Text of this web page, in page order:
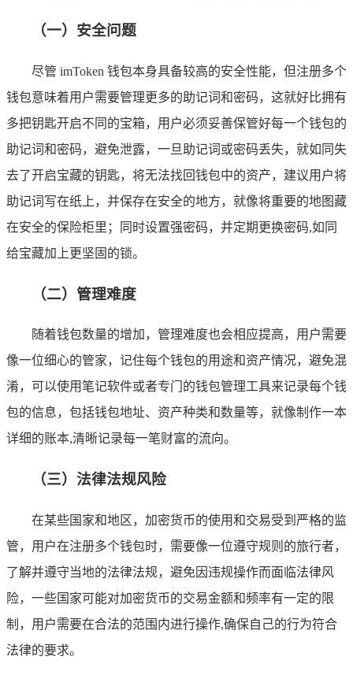
（一）安全问题
尽管 imToken 钱包本身具备较高的安全性能，但注册多个
钱包意味着用户需要管理更多的助记词和密码，这就好比拥有
多把钥匙开启不同的宝箱，用户必须妥善保管好每一个钱包的
助记词和密码，避免泄露，一旦助记词或密码丢失，就如同失
去了开启宝藏的钥匙，将无法找回钱包中的资产，建议用户将
助记词写在纸上，并保存在安全的地方，就像将重要的地图藏
在安全的保险柜里；同时设置强密码，并定期更换密码,如同
给宝藏加上更坚固的锁。
（二）管理难度
随着钱包数量的增加，管理难度也会相应提高，用户需要
像一位细心的管家，记住每个钱包的用途和资产情况，避免混
淆，可以使用笔记软件或者专门的钱包管理工具来记录每个钱
包的信息，包括钱包地址、资产种类和数量等，就像制作一本
详细的账本,清晰记录每一笔财富的流向。
（三）法律法规风险
在某些国家和地区，加密货币的使用和交易受到严格的监
管，用户在注册多个钱包时，需要像一位遵守规则的旅行者，
了解并遵守当地的法律法规，避免因违规操作而面临法律风
险，一些国家可能对加密货币的交易金额和频率有一定的限
制，用户需要在合法的范围内进行操作,确保自己的行为符合
法律的要求。